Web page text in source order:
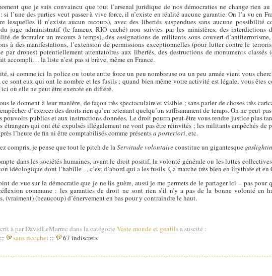
que je suis convaincu que tout l’arsenal juridique de nos démocraties ne change rien au
si l’une des parties veut passer à vive force, il n’existe en réalité aucune garantie. On l’a vu en
lesquelles il n’existe aucun recours), avec des libertés suspendues sans aucune possibilité
du juge administratif (le fameux RIO caché) non suivies par les ministères, des interdictions
de formuler un recours à temps), des assignations de militants sous couvert
à des manifestations, l’extension de permissions exceptionnelles (pour lutter contre le
par drones) potentiellement attentatoires aux libertés, des destructions de monuments classés
accompli… la liste n’est pas si brève, même en France.
si comme ici la police ou toute autre force un peu nombreuse ou un peu armée vient vous
sont eux qui ont le nombre et les fusils ; quand bien même votre activité est légale, vous êtes
ici où elle ne peut être exercée en différé.
le donnent à leur manière, de façon très spectaculaire et visible ; sans parler de choses très
d’exercer des droits rien qu’en retenant quelqu’un suffisamment de temps. On ne peut
pouvoirs publics et aux instructions données. Le droit pourra peut-être vous rendre justice plus
étrangers qui ont été expulsés illégalement ne vont pas être réinvités ; les militants empêchés de
l’heure de fin ni être comptabilisés comme présentsa posteriori, etc.
compris, je pense que tout le pitch de laServitude volontaireconstitue un gigantesque
dans les sociétés humaines, avant le droit positif, la volonté générale ou les luttes
idéologique dont l’habille –, c’est d’abord qui a les fusils. Ça marche très bien en Érythrée et en
de vue sur la démocratie que je ne lis guère, aussi je me permets de le partager ici – pas pour
commune : les garanties de droit ne sont rien s’il n’y a pas de la bonne volonté en
(vraiment) (beaucoup) d’énervement en bas pour y contraindre le haut.
à par DavidLeMarrec dans la catégorieVaste monde et gentilsa suscité :
:: sans ricochet :: 67 indiscrets